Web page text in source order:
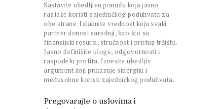
Sastavite ubedljivu ponudu koja jasno
razlaže koristi zajedničkog poduhvata za
obe strane. Istaknite vrednost koju svaki
partner donosi saradnji, kao što su
finansijski resursi, stručnost i pristup tržištu.
Jasno definišite uloge, odgovornosti i
raspodelu profita. Iznesite ubedljiv
argument koji prikazuje sinergiju i
međusobne koristi zajedničkog poduhvata.
Pregovarajte o uslovima i